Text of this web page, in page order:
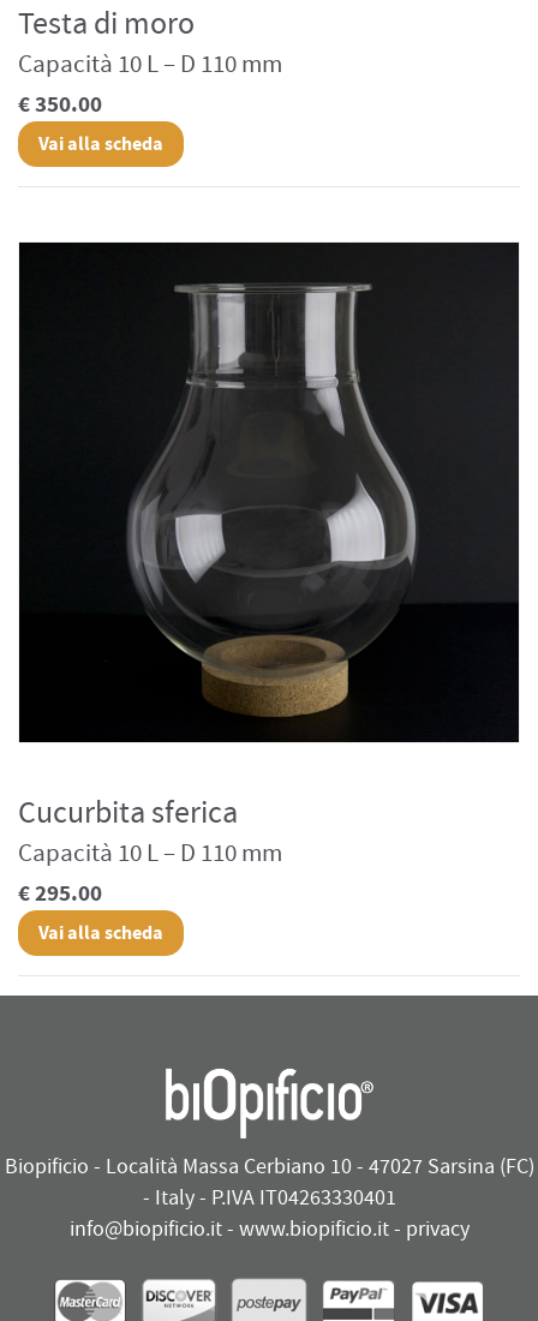
Testa di moro
Capacità 10 L – D 110 mm
€ 350.00
Vai alla scheda
Cucurbita sferica
Capacità 10 L – D 110 mm
€ 295.00
Vai alla scheda
Biopificio - Località Massa Cerbiano 10 - 47027 Sarsina (FC)
- Italy - P.IVA IT04263330401
info@biopificio.it- www.biopificio.it- privacy